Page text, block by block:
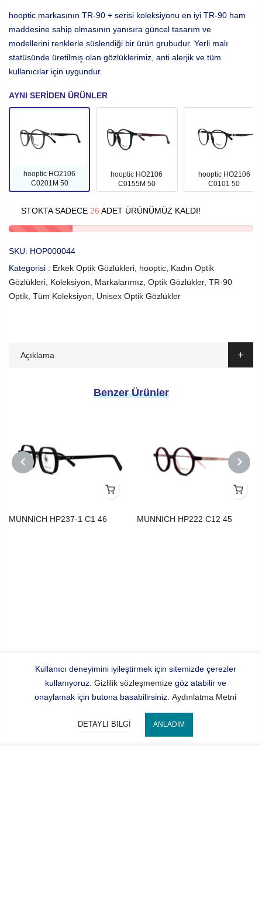
hooptic markasının TR-90 + serisi koleksiyonu en iyi TR-90 ham
maddesine sahip olmasının yanısıra güncel tasarım ve
modellerini renklerle süslendiği bir ürün grubudur. Yerli malı
statüsünde üretilmiş olan gözlüklerimiz, anti alerjik ve tüm
kullanıcılar için uygundur.
AYNI SERIDEN ÜRÜNLER
hooptic HO2106
C0201M 50
hooptic HO2106
C0155M 50
hooptic HO2106
C0101 50
STOKTA SADECE 26 ADET ÜRÜNÜMÜZ KALDI!
SKU: HOP000044
Kategorisi : Erkek Optik Gözlükleri hooptic Kadın Optik
Gözlükleri Koleksiyon Markalarımız Optik Gözlükler, TR-90
Optik Tüm Koleksiyon Unisex Optik Gözlükler
Açıklama
Benzer Ürünler
MUNNICH HP237-1 C1 46 MUNNICH HP222 C12 45
NEXT
Kullanıcı deneyimini iyileştirmek için sitemizde çerezler
kullanıyoruz. Gizlilik sözleşmemizegöz atabilir ve
onaylamak için butona basabilirsiniz. Aydınlatma Metni
DETAYLI BILGI ANLADIM